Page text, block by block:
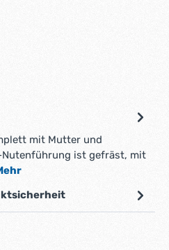
mit Mutter und
Nutenführung ist gefräst, mit